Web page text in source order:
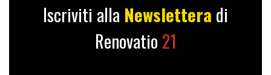
Iscriviti alla Newslettera di
Renovatio 21